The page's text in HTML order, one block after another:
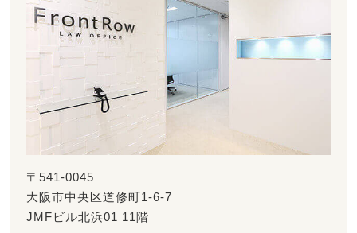
〒541-0045
大阪市中央区道修町1-6-7
JMFビル北浜01 11階